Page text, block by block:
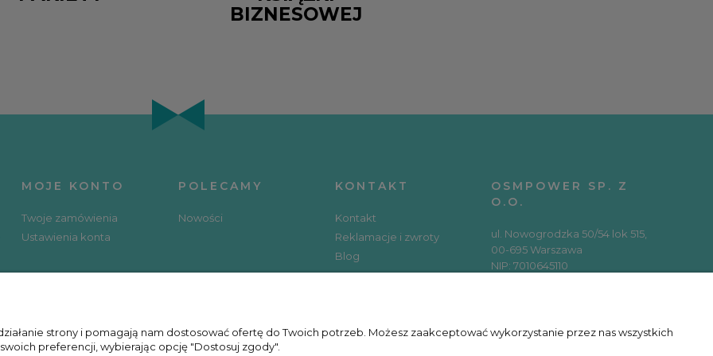
BIZNESOWEJ
MOJE KONTO
Twoje zamówienia
Ustawienia konta
POLECAMY
Nowości
KONTAKT
Kontakt
Reklamacje i zwroty
Blog
OSMPOWER SP. Z
O.O.
ul. Nowogrodzka 50/54 lok 515,
00-695 Warszawa
NIP: 7010645110
strony i pomagają nam dostosować ofertę do Twoich potrzeb. Możesz zaakceptować wykorzystanie przez nas wszystkich
preferencji, wybierając opcję "Dostosuj zgody".